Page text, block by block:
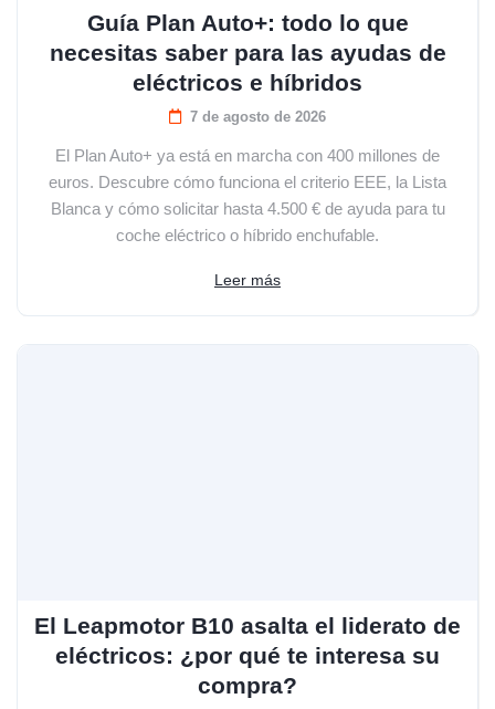
Guía Plan Auto+: todo lo que
necesitas saber para las ayudas de
eléctricos e híbridos
7 de agosto de 2026
El Plan Auto+ ya está en marcha con 400 millones de
euros. Descubre cómo funciona el criterio EEE, la Lista
Blanca y cómo solicitar hasta 4.500 € de ayuda para tu
coche eléctrico o híbrido enchufable.
Leer más
El Leapmotor B10 asalta el liderato de
eléctricos: ¿por qué te interesa su
compra?